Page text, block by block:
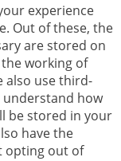
experience
Out of these, the
are stored on
working of
also use third-
understand how
be stored in your
have the
opting out of